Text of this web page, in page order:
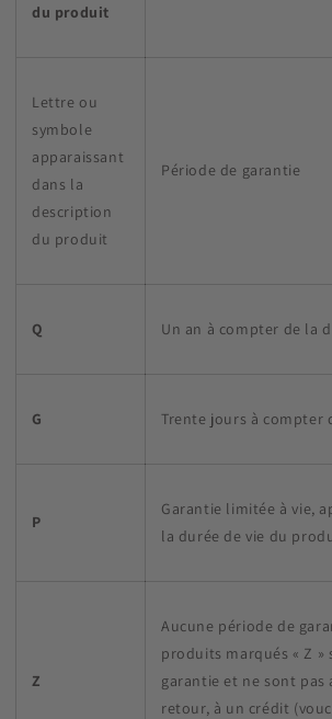
du produit
Lettre ou
symbole
apparaissant
dans la
description
du produit
Période de garantie
Q Un an à compter de la
G Trente jours à compter
P
Garantie limitée à vie,
la durée de vie du
Z
Aucune période de
produits marqués « Z »
garantie et ne sont pas
retour, à un crédit